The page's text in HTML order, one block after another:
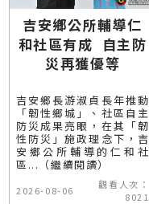
吉安鄉公所輔導仁
和社區有成 自主防
災再獲優等
吉安鄉長游淑貞長年推動
「韌性鄉城」、社區自主
防災成果亮眼，在其「韌
性防災」施政理念下，吉
安鄉公所輔導的仁和社
區...（繼續閱讀）
2026-08-06
觀看人次：
8021